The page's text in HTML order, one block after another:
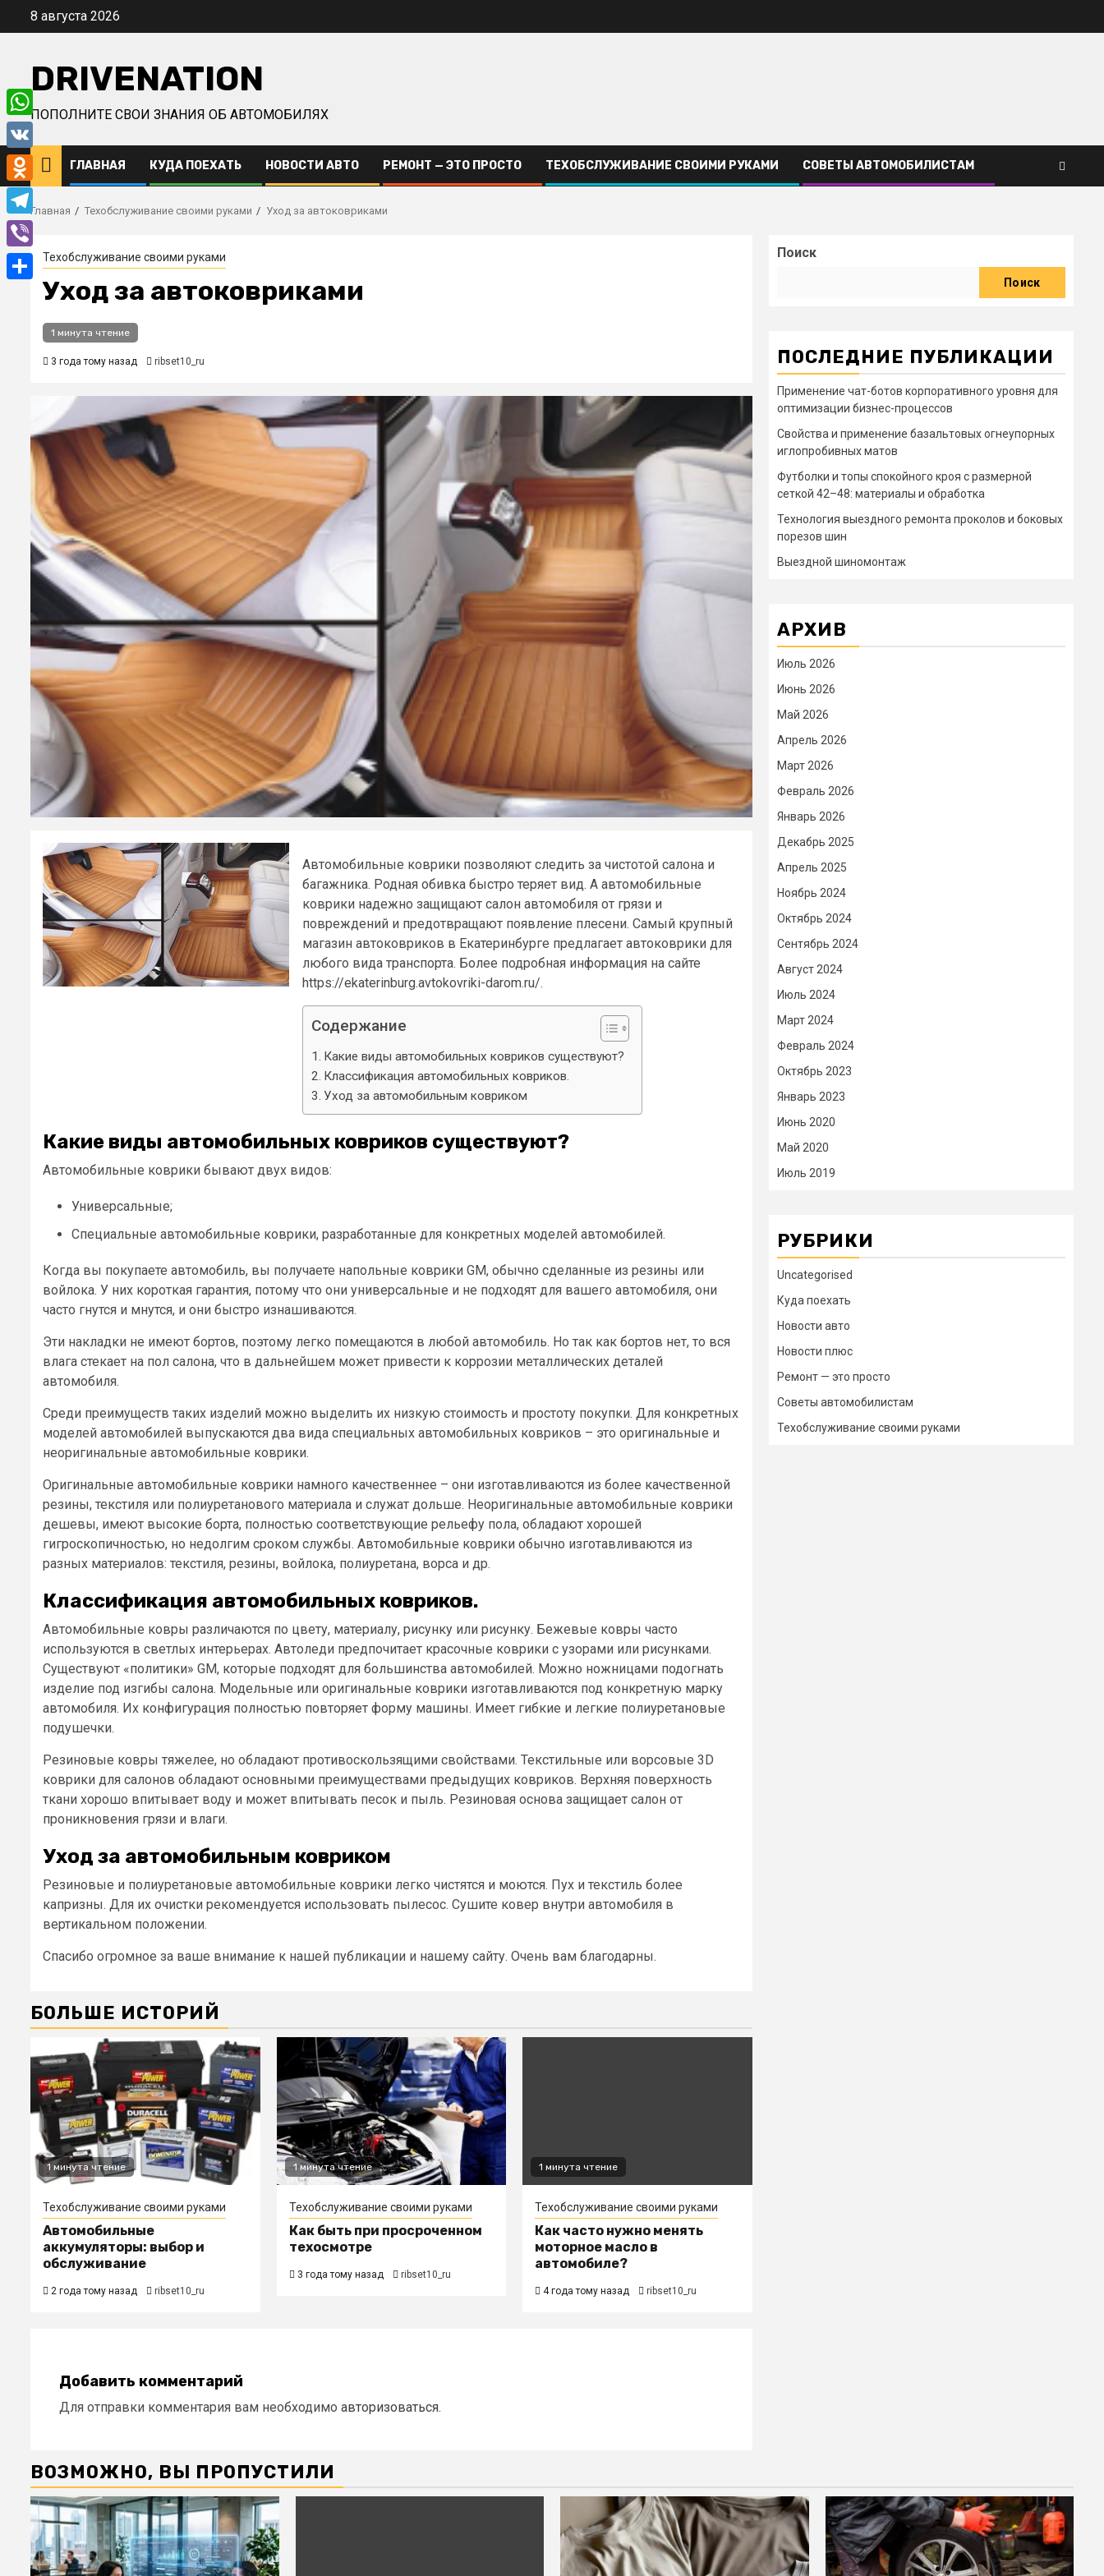
Перейти8 августа 2026
DRIVENATION
ПОПОЛНИТЕ СВОИ ЗНАНИЯ ОБ АВТОМОБИЛЯХ
ГЛАВНАЯ КУДА ПОЕХАТЬ НОВОСТИ АВТО РЕМОНТ — ЭТО ПРОСТО ТЕХОБСЛУЖИВАНИЕ СВОИМИ РУКАМИ СОВЕТЫ АВТОМОБИЛИСТАМ
Главная Техобслуживание своими руками Уход за автоковриками
Техобслуживание своими руками
Уход за автоковриками
1 минута чтение
3 года тому назад ribset10_ru
Автомобильные коврики позволяют следить за чистотой салона и
багажника. Родная обивка быстро теряет вид. А автомобильные
коврики надежно защищают салон автомобиля от грязи и
повреждений и предотвращают появление плесени. Самый крупный
магазин автоковриков в Екатеринбурге предлагает автоковрики для
любого вида транспорта. Более подробная информация на сайте
https://ekaterinburg.avtokovriki-darom.ru/.
Содержание
Какие виды автомобильных ковриков существуют?
Классификация автомобильных ковриков.
Уход за автомобильным ковриком
Какие виды автомобильных ковриков существуют?
Автомобильные коврики бывают двух видов:
Универсальные;
Специальные автомобильные коврики, разработанные для конкретных моделей автомобилей.
Когда вы покупаете автомобиль, вы получаете напольные коврики GM, обычно сделанные из резины или
войлока. У них короткая гарантия, потому что они универсальные и не подходят для вашего автомобиля, они
часто гнутся и мнутся, и они быстро изнашиваются.
Эти накладки не имеют бортов, поэтому легко помещаются в любой автомобиль. Но так как бортов нет, то вся
влага стекает на пол салона, что в дальнейшем может привести к коррозии металлических деталей
автомобиля.
Среди преимуществ таких изделий можно выделить их низкую стоимость и простоту покупки. Для конкретных
моделей автомобилей выпускаются два вида специальных автомобильных ковриков – это оригинальные и
неоригинальные автомобильные коврики.
Оригинальные автомобильные коврики намного качественнее – они изготавливаются из более качественной
резины, текстиля или полиуретанового материала и служат дольше. Неоригинальные автомобильные коврики
дешевы, имеют высокие борта, полностью соответствующие рельефу пола, обладают хорошей
гигроскопичностью, но недолгим сроком службы. Автомобильные коврики обычно изготавливаются из
разных материалов: текстиля, резины, войлока, полиуретана, ворса и др.
Классификация автомобильных ковриков.
Автомобильные ковры различаются по цвету, материалу, рисунку или рисунку. Бежевые ковры часто
используются в светлых интерьерах. Автоледи предпочитает красочные коврики с узорами или рисунками.
Существуют «политики» GM, которые подходят для большинства автомобилей. Можно ножницами подогнать
изделие под изгибы салона. Модельные или оригинальные коврики изготавливаются под конкретную марку
автомобиля. Их конфигурация полностью повторяет форму машины. Имеет гибкие и легкие полиуретановые
подушечки.
Резиновые ковры тяжелее, но обладают противоскользящими свойствами. Текстильные или ворсовые 3D
коврики для салонов обладают основными преимуществами предыдущих ковриков. Верхняя поверхность
ткани хорошо впитывает воду и может впитывать песок и пыль. Резиновая основа защищает салон от
проникновения грязи и влаги.
Уход за автомобильным ковриком
Резиновые и полиуретановые автомобильные коврики легко чистятся и моются. Пух и текстиль более
капризны. Для их очистки рекомендуется использовать пылесос. Сушите ковер внутри автомобиля в
вертикальном положении.
Спасибо огромное за ваше внимание к нашей публикации и нашему сайту. Очень вам благодарны.
БОЛЬШЕ ИСТОРИЙ
1 минута чтение
Техобслуживание своими руками
Автомобильные
аккумуляторы: выбор и
обслуживание
2 года тому назад ribset10_ru
1 минута чтение
Техобслуживание своими руками
Как быть при просроченном
техосмотре
3 года тому назад ribset10_ru
1 минута чтение
Техобслуживание своими руками
Как часто нужно менять
моторное масло в
автомобиле?
4 года тому назад ribset10_ru
Добавить комментарий
Для отправки комментария вам необходимо авторизоваться.
Поиск
Поиск
ПОСЛЕДНИЕ ПУБЛИКАЦИИ
Применение чат-ботов корпоративного уровня для
оптимизации бизнес-процессов
Свойства и применение базальтовых огнеупорных
иглопробивных матов
Футболки и топы спокойного кроя с размерной
сеткой 42–48: материалы и обработка
Технология выездного ремонта проколов и боковых
порезов шин
Выездной шиномонтаж
АРХИВ
Июль 2026
Июнь 2026
Май 2026
Апрель 2026
Март 2026
Февраль 2026
Январь 2026
Декабрь 2025
Апрель 2025
Ноябрь 2024
Октябрь 2024
Сентябрь 2024
Август 2024
Июль 2024
Март 2024
Февраль 2024
Октябрь 2023
Январь 2023
Июнь 2020
Май 2020
Июль 2019
РУБРИКИ
Uncategorised
Куда поехать
Новости авто
Новости плюс
Ремонт — это просто
Советы автомобилистам
Техобслуживание своими руками
ВОЗМОЖНО, ВЫ ПРОПУСТИЛИ
WhatsApp
VK
Odnoklassniki
Telegram
Viber
Отправить